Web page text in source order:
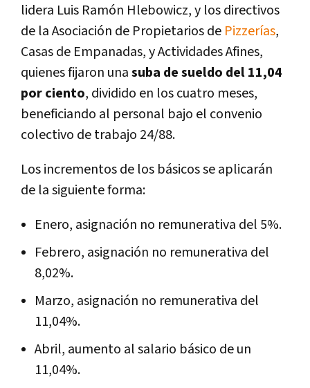
lidera Luis Ramón Hlebowicz,y los directivos
de la Asociación de Propietarios de Pizzerías,
Casas de Empanadas, y Actividades Afines,
quienes fijaron unasuba de sueldo del 11,04
por ciento, dividido en los cuatro meses,
beneficiando al personal bajo el convenio
colectivo de trabajo 24/88.
Los incrementos de los básicos se aplicarán
de la siguiente forma:
Enero, asignación no remunerativa del 5%.
Febrero, asignación no remunerativa del
8,02%.
Marzo, asignación no remunerativa del
11,04%.
Abril, aumento al salario básico de un
11,04%.